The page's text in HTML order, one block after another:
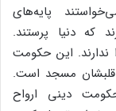
پایه‌های
که دنیا پرستند.
این حکومت
قلبشان مسجد است.
دینی ارواح